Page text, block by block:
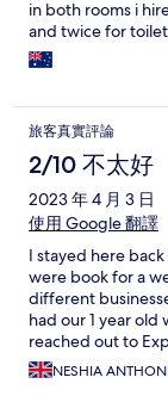
in both rooms i
and twice for
旅客真實評論
2/10 不太好
2023 年 4 月 3 日
使用 Google 翻譯
I stayed here
were book for a
different
had our 1 year old
reached out to
to the UK and
smoke inside the
NESHIA